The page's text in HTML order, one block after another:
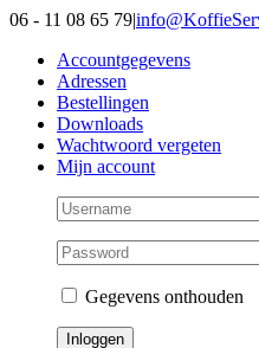
Ga
inhoud
06 - 11 08 65 79|
Accountgegevens
Adressen
Bestellingen
Downloads
Wachtwoord vergeten
Mijn account
Gegevens onthouden